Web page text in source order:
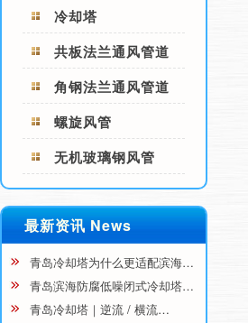
冷却塔
共板法兰通风管道
角钢法兰通风管道
螺旋风管
无机玻璃钢风管
最新资讯 News
青岛冷却塔为什么更适配滨海…
青岛滨海防腐低噪闭式冷却塔…
青岛冷却塔｜逆流 / 横流…